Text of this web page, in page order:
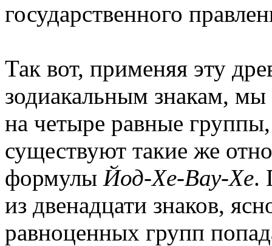
государственного
Так вот, применяя эту
зодиакальным знакам,
на четыре равные
существуют такие же
формулы Йод-Хе-Вау-Хе.
из двенадцати знаков,
равноценных групп